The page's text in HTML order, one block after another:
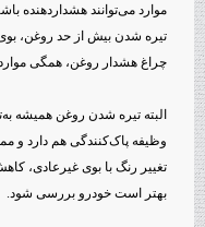
موارد می‌توانند هشداردهنده
تیره شدن بیش از حد روغن،
چراغ هشدار روغن، همگی
البته تیره شدن روغن همیشه
وظیفه پاک‌کنندگی هم دارد و
تغییر رنگ با بوی غیرعادی،
بهتر است خودرو بررسی شود.